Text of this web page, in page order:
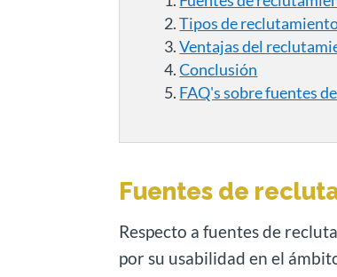
Tipos de
Ventajas del
Conclusión
FAQ's sobre fuentes
Fuentes de
Respecto a fuentes de
por su usabilidad en el